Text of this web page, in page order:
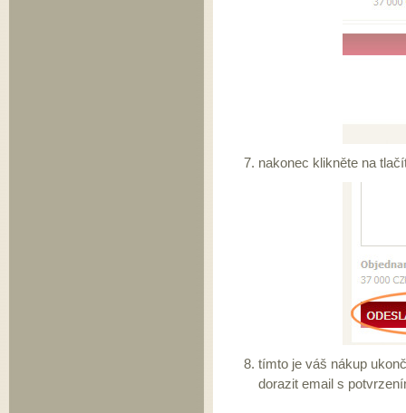
nakonec klikněte na
tímto je váš nákup
dorazit email s